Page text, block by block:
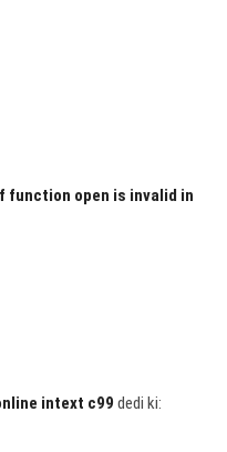
open is invalid in
intext c99 dedi ki: